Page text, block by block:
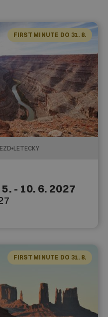
FIRST MINUTE DO 31. 8.
LETECKY
- 10. 6. 2027
FIRST MINUTE DO 31. 8.